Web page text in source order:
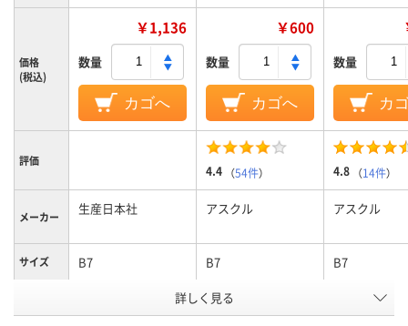
価格
(税込)
￥1,136
数量
カゴへ
￥600
数量
カゴへ
数量
カ
評価
4.4 （54件） 4.8 （14件）
メーカー 生産日本社 アスクル アスクル
サイズ B7 B7 B7
ループ
クリア(透明・半透明)
系
詳しく見る